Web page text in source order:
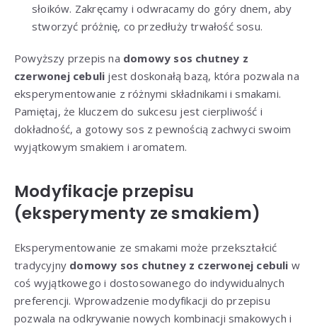
słoików. Zakręcamy i odwracamy do góry dnem, aby
stworzyć próżnię, co przedłuży trwałość sosu.
Powyższy przepis na domowy sos chutney z
czerwonej cebuli jest doskonałą bazą, która pozwala na
eksperymentowanie z różnymi składnikami i smakami.
Pamiętaj, że kluczem do sukcesu jest cierpliwość i
dokładność, a gotowy sos z pewnością zachwyci swoim
wyjątkowym smakiem i aromatem.
Modyfikacje przepisu
(eksperymenty ze smakiem)
Eksperymentowanie ze smakami może przekształcić
tradycyjny domowy sos chutney z czerwonej cebuli w
coś wyjątkowego i dostosowanego do indywidualnych
preferencji. Wprowadzenie modyfikacji do przepisu
pozwala na odkrywanie nowych kombinacji smakowych i